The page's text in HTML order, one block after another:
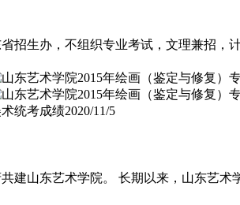
招生办，不组织专业考试，文理兼招，
统考成绩2020/11/5
建山东艺术学院。 长期以来，山东艺